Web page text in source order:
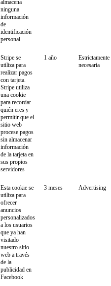
almacena
ninguna
información
de
identificación
personal
Stripe se
utiliza para
realizar pagos
con tarjeta.
Stripe utiliza
una cookie
para recordar
quién eres y
permitir que el
sitio web
procese pagos
sin almacenar
información
de la tarjeta en
sus propios
servidores
1 año
Estrictamente
necesaria
Esta cookie se
utiliza para
ofrecer
anuncios
personalizados
a los usuarios
que ya han
visitado
nuestro sitio
web a través
de la
publicidad en
Facebook
3 meses Advertising